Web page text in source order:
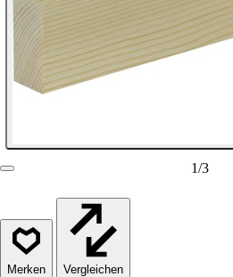
1/3
Vergleichen